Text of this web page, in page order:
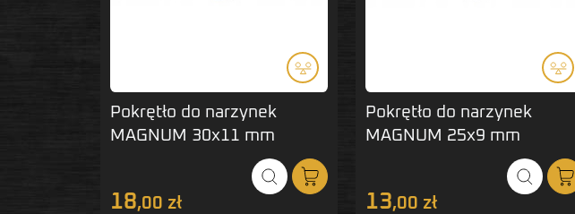
Pokrętło do narzynek
MAGNUM 30x11 mm
18,00 zł
Pokrętło do narzynek
MAGNUM 25x9 mm
13,00 zł